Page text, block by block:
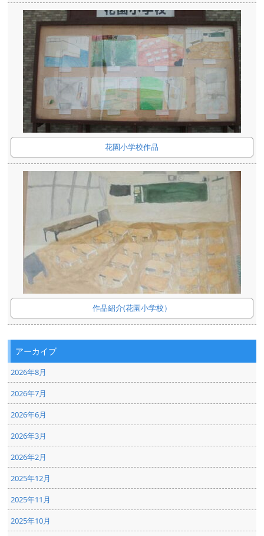
花園小学校作品
作品紹介(花園小学校）
アーカイブ
2026年8月
2026年7月
2026年6月
2026年3月
2026年2月
2025年12月
2025年11月
2025年10月